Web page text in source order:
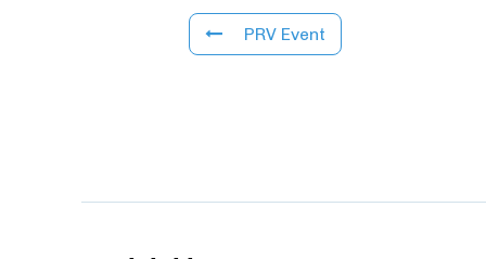
PRV Event